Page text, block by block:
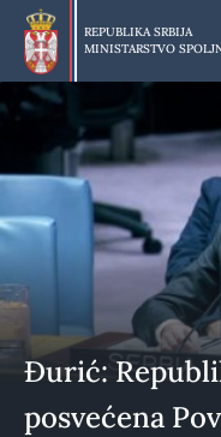
Preskoči
glavni
deo
sadržaja
REPUBLIKA SRBIJA
MINISTARSTVO
Đurić:
posvećena